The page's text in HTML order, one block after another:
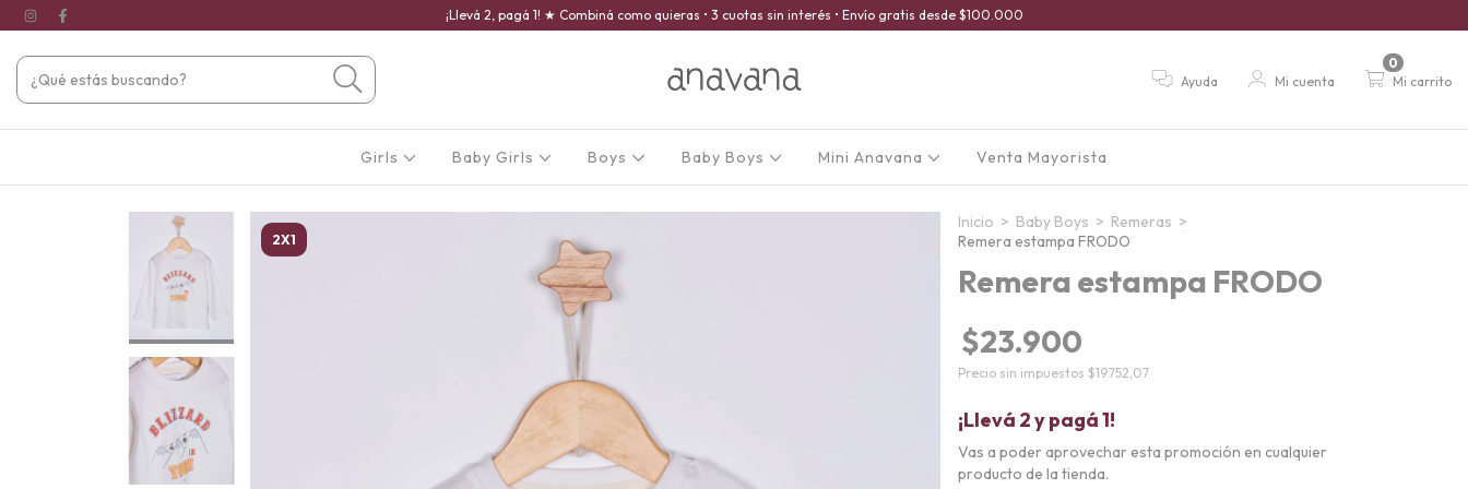
¡Llevá 2, pagá 1! ★ Combiná como quieras • 3 cuotas sin interés • Envío gratis desde $100.000
Ayuda Mi cuenta Mi carrito
0
Girls Baby Girls Boys Baby Boys Mini Anavana Venta Mayorista
2X1
Inicio > Baby Boys > Remeras >
Remera estampa FRODO
Remera estampa FRODO
$23.900
Precio sin impuestos $19.752,07
¡Llevá 2 y pagá 1!
Vas a poder aprovechar esta promoción en cualquier
producto de la tienda.